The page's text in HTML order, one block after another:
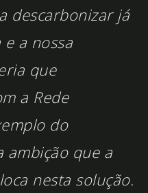
descarbonizar já
a nossa
que
a Rede
do
ambição que a
nesta solução.